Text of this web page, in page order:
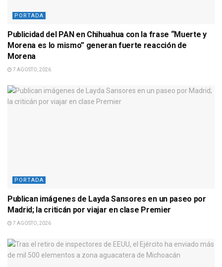
PORTADA
Publicidad del PAN en Chihuahua con la frase “Muerte y
Morena es lo mismo” generan fuerte reacción de
Morena
7 AGOSTO, 2026
PORTADA
Publican imágenes de Layda Sansores en un paseo por
Madrid; la criticán por viajar en clase Premier
7 AGOSTO, 2026